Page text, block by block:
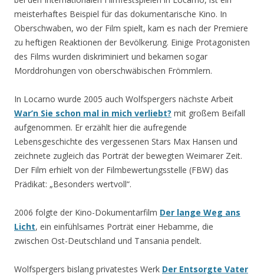
meisterhaftes Beispiel für das dokumentarische Kino. In
Oberschwaben, wo der Film spielt, kam es nach der Premiere
zu heftigen Reaktionen der Bevölkerung. Einige Protagonisten
des Films wurden diskriminiert und bekamen sogar
Morddrohungen von oberschwäbischen Frömmlern.
In Locarno wurde 2005 auch Wolfspergers nächste Arbeit
War’n Sie schon mal in mich verliebt? mit großem Beifall
aufgenommen. Er erzählt hier die aufregende
Lebensgeschichte des vergessenen Stars Max Hansen und
zeichnete zugleich das Porträt der bewegten Weimarer Zeit.
Der Film erhielt von der Filmbewertungsstelle (FBW) das
Prädikat: „Besonders wertvoll“.
2006 folgte der Kino-Dokumentarfilm Der lange Weg ans
Licht, ein einfühlsames Porträt einer Hebamme, die
zwischen Ost-Deutschland und Tansania pendelt.
Wolfspergers bislang privatestes Werk Der Entsorgte Vater